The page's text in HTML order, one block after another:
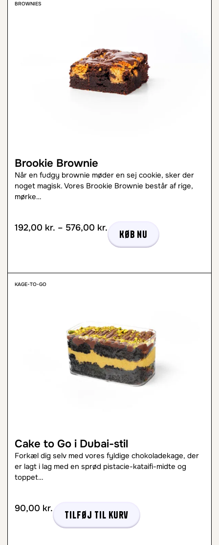
BROWNIES
Brookie Brownie
Når en fudgy brownie møder en sej cookie, sker der
noget magisk. Vores Brookie Brownie består af rige,
mørke…
192,00 kr. – 576,00 kr.
Køb nu
KAGE-TO-GO
Cake to Go i Dubai-stil
Forkæl dig selv med vores fyldige chokoladekage, der
er lagt i lag med en sprød pistacie-kataifi-midte og
toppet…
90,00 kr.
Tilføj til kurv